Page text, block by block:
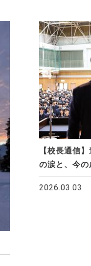
【校長通信
の涙と、今の
2026.03.03